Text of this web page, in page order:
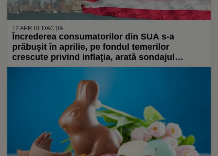
12 APR.REDACȚIA
Încrederea consumatorilor din SUA s-a
prăbuşit în aprilie, pe fondul temerilor
crescute privind inflaţia, arată sondajul
Universităţii din Michigan: „Au trecut de la
anxioşi la îngroziţi”